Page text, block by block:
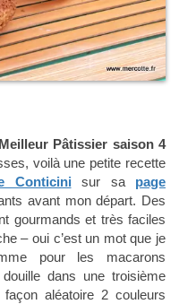
Meilleur Pâtissier saison 4
voilà une petite recette
Conticini sur sa page
avant mon départ. Des
gourmands et très faciles
– oui c’est un mot que je
pour les macarons
dans une troisième
aléatoire 2 couleurs